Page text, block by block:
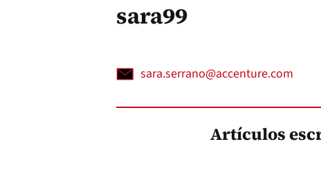
sara99
sara.serrano@accenture.com
Artículos